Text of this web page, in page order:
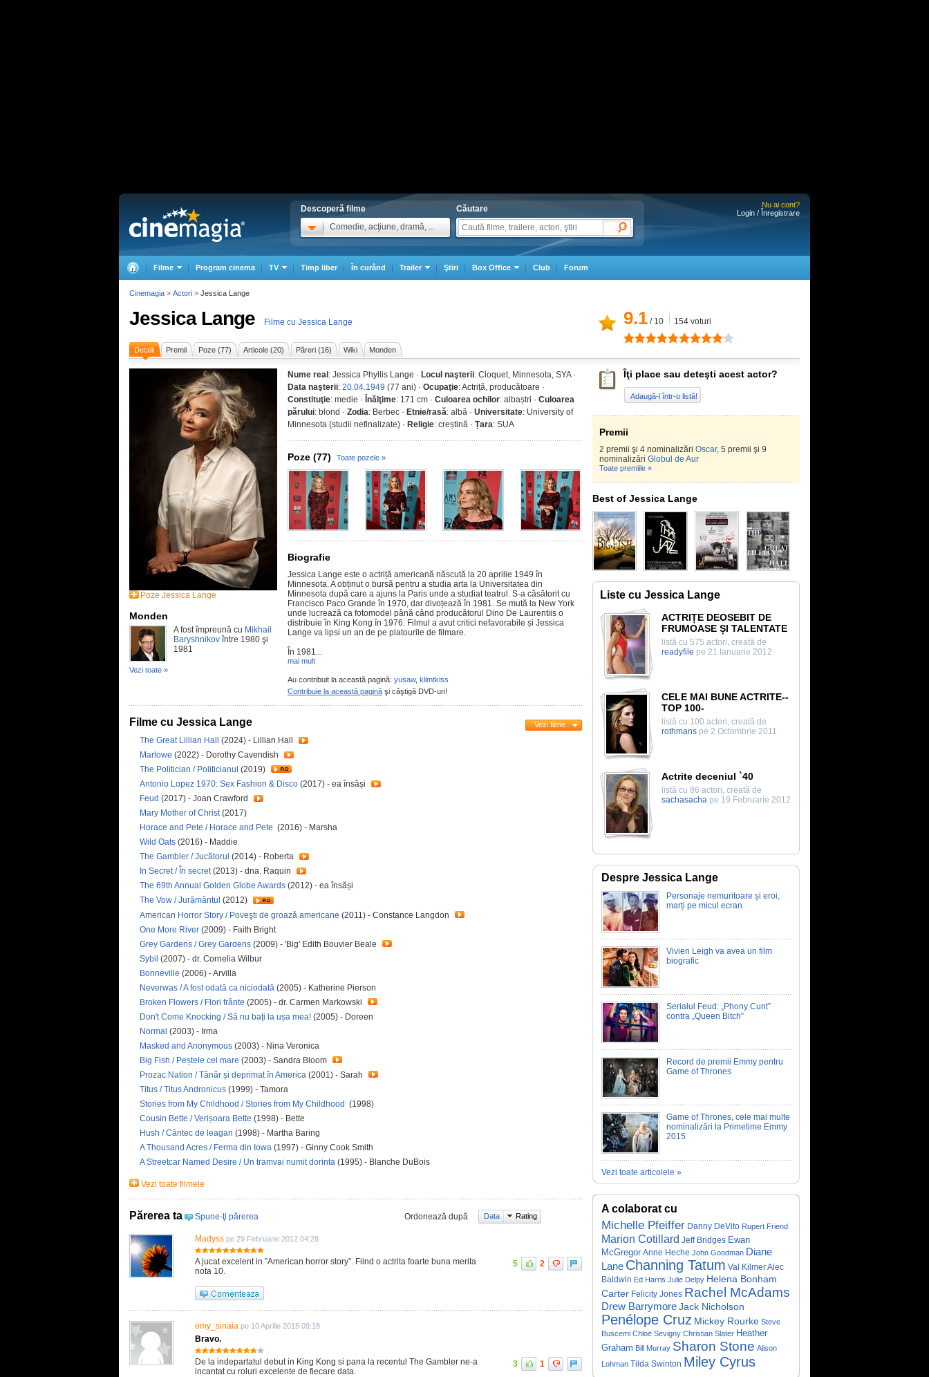
Descoperă filme
Comedie, acţiune, dramă, ...
Căutare
Nu ai cont?
Login / Înregistrare
Filme Program cinema TV Timp liber În curând Trailer Ştiri Box Office Club Forum
Jessica Lange Filme cu Jessica Lange 9.1 / 10 154 voturi
Detalii Premii Poze (77) Articole (20) Păreri (16) Wiki Monden
Poze Jessica Lange
Monden
A fost împreună cu Mikhail
Baryshnikov între 1980 şi
1981
Vezi toate »
Nume real : Jessica Phyllis Lange · Locul naşterii: Cloquet, Minnesota, SYA ·
Data naşterii: 20.04.1949 (77 ani) · Ocupaţie: Actriță, producătoare ·
Constituţie: medie · Înălţime: 171 cm · Culoarea ochilor: albaștri · Culoarea
părului: blond · Zodia: Berbec · Etnie/rasă: albă · Universitate: University of
Minnesota (studii nefinalizate) · Religie: creștină · Țara: SUA
Poze (77) Toate pozele »
Biografie
Jessica Lange este o actriță americană născută la 20 aprilie 1949 în
Minnesota. A obținut o bursă pentru a studia arta la Universitatea din
Minnesota după care a ajuns la Paris unde a studiat teatrul. S-a căsătorit cu
Francisco Paco Grande în 1970, dar divoțează în 1981. Se mută la New York
unde lucrează ca fotomodel până când producătorul Dino De Laurentiis o
distribuie în King Kong în 1976. Filmul a avut critici nefavorabile și Jessica
Lange va lipsi un an de pe platourile de filmare.
În 1981...
mai mult
Au contribuit la această pagină: yusaw, klimtkiss
Contribuie la această pagină şi câştigă DVD-uri!
Filme cu Jessica Lange Vezi filme
The Great Lillian Hall (2024) - Lillian Hall
Marlowe (2022) - Dorothy Cavendish
The Politician / Politicianul (2019)
Antonio Lopez 1970: Sex Fashion & Disco (2017) - ea însăși
Feud (2017) - Joan Crawford
Mary Mother of Christ(2017)
Horace and Pete / Horace and Pete (2016) - Marsha
Wild Oats (2016) - Maddie
The Gambler / Jucătorul (2014) - Roberta
In Secret / În secret(2013) - dna. Raquin
The 69th Annual Golden Globe Awards (2012) - ea însăși
The Vow / Jurământul (2012)
American Horror Story / Poveşti de groază americane (2011) - Constance Langdon
One More River (2009) - Faith Bright
Grey Gardens / Grey Gardens (2009) - 'Big' Edith Bouvier Beale
Sybil (2007) - dr. Cornelia Wilbur
Bonneville (2006) - Arvilla
Neverwas / A fost odată ca niciodată (2005) - Katherine Pierson
Broken Flowers / Flori frânte (2005) - dr. Carmen Markowski
Don't Come Knocking / Să nu bați la ușa mea! (2005) - Doreen
Normal (2003) - Irma
Masked and Anonymous (2003) - Nina Veronica
Big Fish / Peștele cel mare (2003) - Sandra Bloom
Prozac Nation / Tânăr și deprimat în America (2001) - Sarah
Titus / Titus Andronicus (1999) - Tamora
Stories from My Childhood / Stories from My Childhood (1998)
Cousin Bette / Verișoara Bette (1998) - Bette
Hush / Cântec de leagan (1998) - Martha Baring
A Thousand Acres / Ferma din Iowa (1997) - Ginny Cook Smith
A Streetcar Named Desire / Un tramvai numit dorinta (1995) - Blanche DuBois
Vezi toate filmele
Părerea ta Spune-ţi părerea Ordonează după Data Rating
Madyss pe 29 Februarie 2012 04:28
A jucat excelent in ”American horror story”. Fiind o actrita foarte buna merita
nota 10.
5 2
emy_sinaia pe 10 Aprilie 2015 09:18
Bravo.
De la indepartatul debut in King Kong si pana la recentul The Gambler ne-a
incantat cu roluri excelente de fiecare data.
3 1
Îţi place sau deteşti acest actor?
Adaugă-l într-o listă!
Premii
2 premii şi 4 nominalizări Oscar, 5 premii şi 9
nominalizări Globul de Aur
Toate premiile »
Best of Jessica Lange
Liste cu Jessica Lange
ACTRIȚE DEOSEBIT DE
FRUMOASE ȘI TALENTATE
listă cu 575 actori, creată de
readyfile pe 21 Ianuarie 2012
CELE MAI BUNE ACTRITE--
TOP 100-
listă cu 100 actori, creată de
rothmans pe 2 Octombrie 2011
Actrite deceniul `40
listă cu 86 actori, creată de
sachasacha pe 19 Februarie 2012
Despre Jessica Lange
Personaje nemuritoare și eroi,
marți pe micul ecran
Vivien Leigh va avea un film
biografic
Serialul Feud: „Phony Cunt”
contra „Queen Bitch”
Record de premii Emmy pentru
Game of Thrones
Game of Thrones, cele mai multe
nominalizări la Primetime Emmy
2015
Vezi toate articolele »
A colaborat cu
Michelle Pfeiffer Danny DeVito Rupert Friend
Marion Cotillard Jeff Bridges Ewan
McGregor Anne Heche John Goodman Diane
Lane Channing Tatum Val KilmerAlec
Baldwin Ed Harris Julie Delpy Helena Bonham
Carter Felicity Jones Rachel McAdams
Drew BarrymoreJack Nicholson
Penélope Cruz Mickey Rourke Steve
Buscemi Chloë Sevigny Christian Slater Heather
Graham Bill Murray Sharon Stone Alison
Lohman Tilda Swinton Miley Cyrus
Cinemagia > Actori > Jessica Lange